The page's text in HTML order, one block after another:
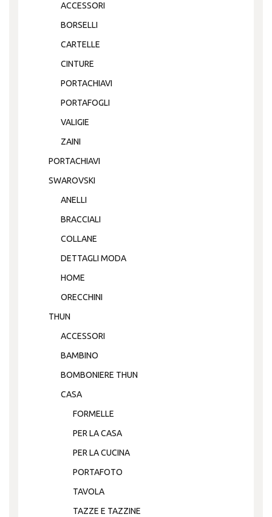
ACCESSORI
BORSELLI
CARTELLE
CINTURE
PORTACHIAVI
PORTAFOGLI
VALIGIE
ZAINI
PORTACHIAVI
SWAROVSKI
ANELLI
BRACCIALI
COLLANE
DETTAGLI MODA
HOME
ORECCHINI
THUN
ACCESSORI
BAMBINO
BOMBONIERE THUN
CASA
FORMELLE
PER LA CASA
PER LA CUCINA
PORTAFOTO
TAVOLA
TAZZE E TAZZINE